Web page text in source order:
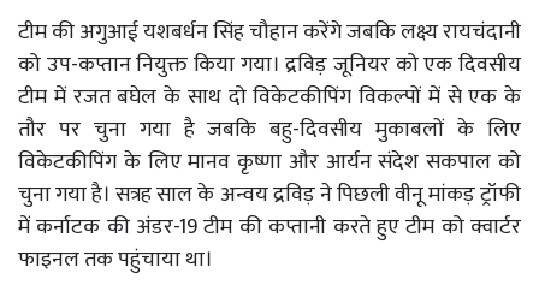
टीम की अगुआई यशबर्धन सिंह चौहान करेंगे जबकि लक्ष्य रायचंदानी
को उप-कप्तान नियुक्त किया गया। द्रविड़ जूनियर को एक दिवसीय
टीम में रजत बघेल के साथ दो विकेटकीपिंग विकल्पों में से एक के
तौर पर चुना गया है जबकि बहु-दिवसीय मुकाबलों के लिए
विकेटकीपिंग के लिए मानव कृष्णा और आर्यन संदेश सकपाल को
चुना गया है। सत्रह साल के अन्वय द्रविड़ ने पिछली वीनू मांकड़ ट्रॉफी
में कर्नाटक की अंडर-19 टीम की कप्तानी करते हुए टीम को क्वार्टर
फाइनल तक पहुंचाया था।